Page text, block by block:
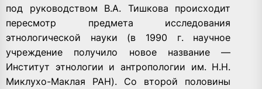
под руководством В.А. Тишкова происходит
пересмотр предмета исследования
этнологической науки (в 1990 г. научное
учреждение получило новое название —
Институт этнологии и антропологии им. Н.Н.
Миклухо-Маклая РАН). Со второй половины